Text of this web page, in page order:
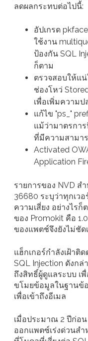
ลดผลกระทบต่อไปนี้:
อัปเกรด
ใช้งาน
ป้องกัน SQL
ก็ตาม
ตรวจสอบให้แน่
ช่องโหว่
เพื่อเพิ่มความป
แก้ไข "ps_"
แม้ว่ามาตรกา
ที่มีความสามา
Activated
Application
รายการของ NVD ส
36680 ระบุว่าทุกเว
ความเสี่ยง อย่างไร
ของ Promokit คือ
ของแพตช์จึงยังไม่ชัด
แฮ็กเกอร์กำลังเฝ้าติ
SQL Injection ดังกล่
ถึงสิทธิ์ผู้ดูแลระบบ เ
ขโมยข้อมูลในฐานข้
เพื่อเข้าถึงอีเมล
เมื่อประมาณ 2 ปีก่อน
ออกแพตซ์เร่งด่วนส